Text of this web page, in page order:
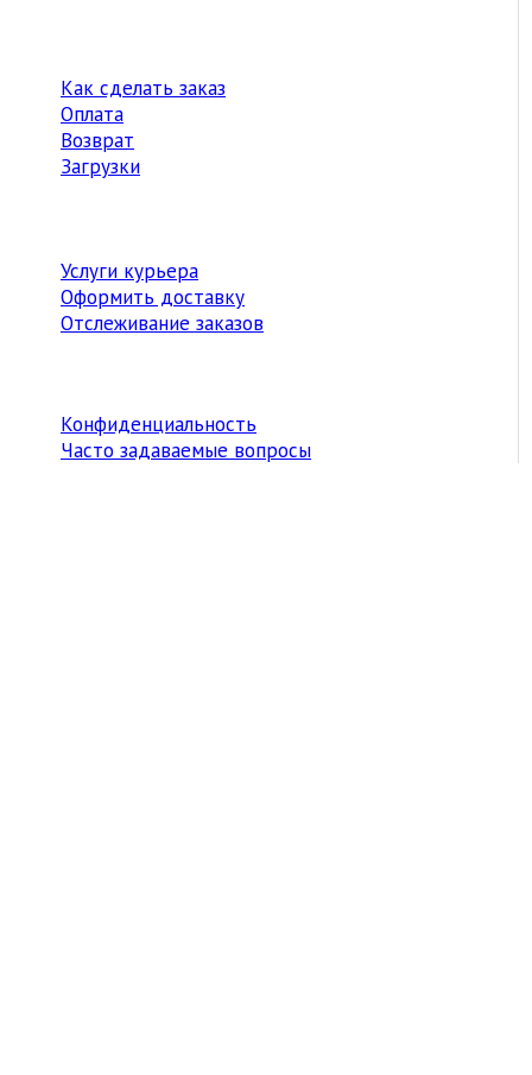
Как сделать заказ
Оплата
Возврат
Загрузки
Услуги курьера
Оформить доставку
Отслеживание заказов
Конфиденциальность
Часто задаваемые вопросы